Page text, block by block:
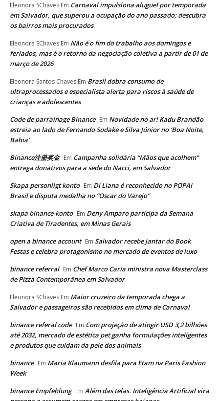
Eleonora SChaves Em Carnaval impulsiona aluguel por temporada
em Salvador, que superou a ocupação do ano passado; descubra
os bairros mais procurados
Eleonora SChaves Em Não é o fim do trabalho aos domingos e
feriados, mas é o retorno da negociação coletiva a partir de 01 de
março de 2026
Eleonora Santos Chaves Em Brasil dobra consumo de
ultraprocessados e especialista alerta para riscos à saúde de
crianças e adolescentes
Code de parrainage Binance Em Novidade no ar! Kadu Brandão
estreia ao lado de Fernando Sodake e Silva Júnior no ‘Boa Noite,
Bahia’
Binance注册奖金 Em Campanha solidária “Mãos que acolhem”
entrega donativos para a sede do Nacci, em Salvador
Skapa personligt konto Em Di Liana é reconhecido no POPAI
Brasil e disputa medalha no “Oscar do Varejo”
skapa binance-konto Em Deny Amparo participa da Semana
Criativa de Tiradentes, em Minas Gerais
open a binance account Em Salvador recebe jantar do Book
Festas e celebra protagonismo no mercado de eventos de luxo
binance referral Em Chef Marco Caria ministra nova Masterclass
de Pizza Contemporânea em Salvador
Eleonora SChaves Em Maior cruzeiro da temporada chega a
Salvador e passageiros são recebidos em clima de Carnaval
binance referal code Em Com projeção de atingir USD 3,2 bilhões
até 2032, mercado de estética pet ganha formulações inteligentes
e produtos que cuidam da pele dos animais
binance Em Maria Klaumann desfila para Etam na Paris Fashion
Week
binance Empfehlung Em Além das telas. Inteligência Artificial vira